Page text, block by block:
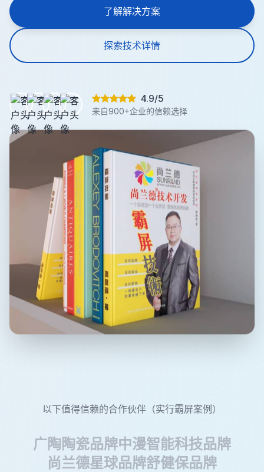
了解解决方案
探索技术详情
4.9/5
来自900+企业的信赖选择
以下值得信赖的合作伙伴（实行霸屏案例）
广陶陶瓷品牌中漫智能科技品牌
尚兰德星球品牌舒健保品牌